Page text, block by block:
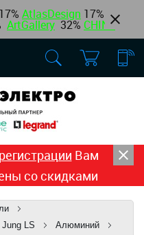
AtlasDesign 17%
ArtGallery 32% CHINT
регистрации Вам
со скидками
Jung LS
Алюминий